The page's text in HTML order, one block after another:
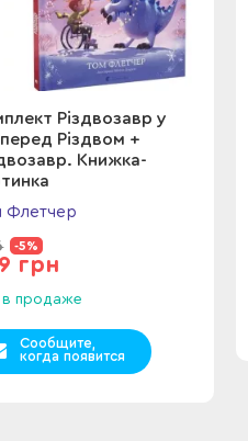
Різдвозавр у
перед Різдвом +
Книжка-
Флетчер
-5%
грн
в продаже
Сообщите,
когда появится